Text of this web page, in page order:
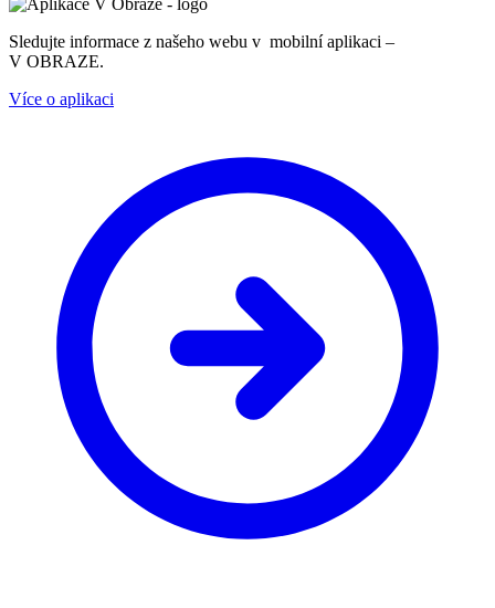
Sledujte informace z našeho webu v mobilní aplikaci –
V OBRAZE.
Více o aplikaci